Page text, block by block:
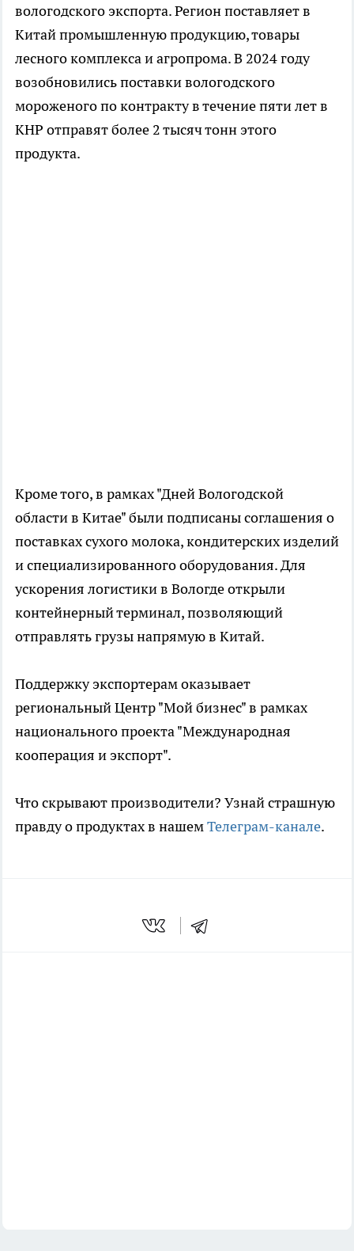
вологодского экспорта. Регион поставляет в
Китай промышленную продукцию, товары
лесного комплекса и агропрома. В 2024 году
возобновились поставки вологодского
мороженого по контракту в течение пяти лет в
КНР отправят более 2 тысяч тонн этого
продукта.
Кроме того, в рамках "Дней Вологодской
области в Китае" были подписаны соглашения о
поставках сухого молока, кондитерских изделий
и специализированного оборудования. Для
ускорения логистики в Вологде открыли
контейнерный терминал, позволяющий
отправлять грузы напрямую в Китай.
Поддержку экспортерам оказывает
региональный Центр "Мой бизнес" в рамках
национального проекта "Международная
кооперация и экспорт".
Что скрывают производители? Узнай страшную
правду о продуктах в нашемТелеграм-канале.